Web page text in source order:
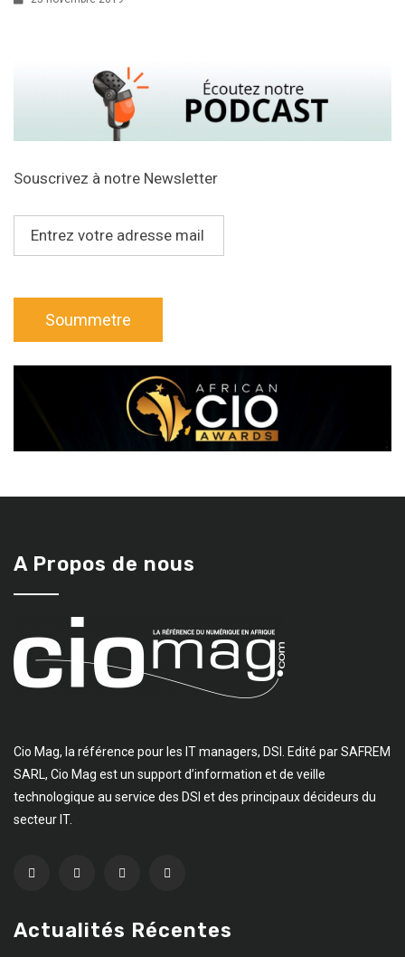
Souscrivez à notre Newsletter
A Propos de nous
Cio Mag, la référence pour les IT managers, DSI. Edité par SAFREM
SARL, Cio Mag est un support d’information et de veille
technologique au service des DSI et des principaux décideurs du
secteur IT.
Actualités Récentes